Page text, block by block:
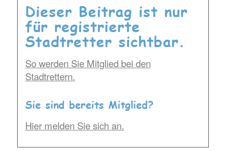
Dieser Beitrag ist nur
für registrierte
Stadtretter sichtbar.
So werden Sie Mitglied bei den
Stadtrettern.
Sie sind bereits Mitglied?
Hier melden Sie sich an.